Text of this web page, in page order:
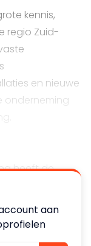
kennis,
regio Zuid-
en nieuwe
onderneming
heeft de
bedrijf over te
aan